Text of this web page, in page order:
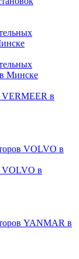
Минске
VERMEER в
VOLVO в
VOLVO в
YANMAR в